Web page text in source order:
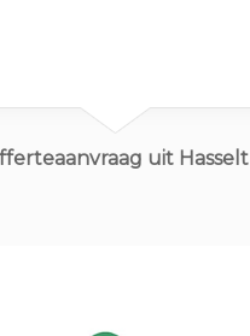
uit Hasselt